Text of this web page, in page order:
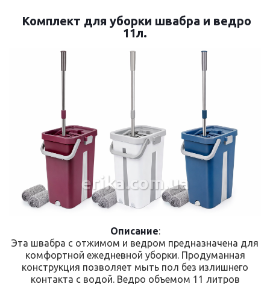
Комплект для уборки швабра и ведро
11л.
erika.com.ua
Описание:
Эта швабра с отжимом и ведром предназначена для
комфортной ежедневной уборки. Продуманная
конструкция позволяет мыть пол без излишнего
контакта с водой. Ведро объемом 11 литров